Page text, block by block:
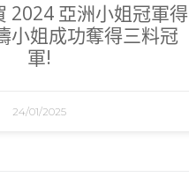
2024 亞洲小姐冠軍得
姐成功奪得三料冠
軍!
24/01/2025